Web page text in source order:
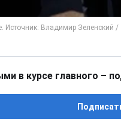
в курсе главного –